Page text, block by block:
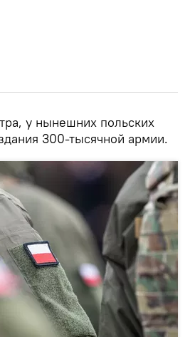
у нынешних польских
300-тысячной армии.